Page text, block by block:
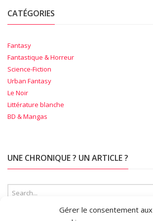
Gérer le consentement aux
CATÉGORIES
Fantasy
Fantastique & Horreur
Science-Fiction
Urban Fantasy
Le Noir
Littérature blanche
BD & Mangas
UNE CHRONIQUE ? UN ARTICLE ?